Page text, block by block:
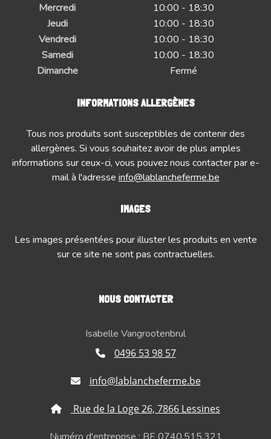
Mercredi
10:00 - 18:30
Jeudi
10:00 - 18:30
Vendredi
10:00 - 18:30
Samedi
10:00 - 18:30
Dimanche
Fermé
INFORMATIONS ALLERGÈNES
Tous nos produits sont susceptibles de contenir des
allergènes. Si vous souhaitez avoir de plus amples
informations sur ceux-ci, vous pouvez nous contacter par e-
mail à l'adresse info@lablancheferme.be
IMAGES
Les images présentées pour illuster les produits en vente
sur ce site ne sont pas contractuelles.
NOUS CONTACTER
Isabelle Vangrootenbrul
0496 53 98 57
info@lablancheferme.be
Rue de la Loge 26, 7866 Lessines